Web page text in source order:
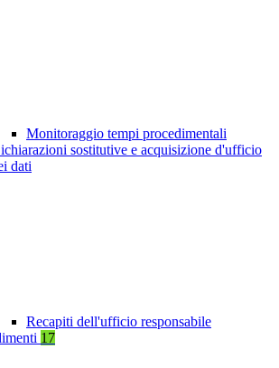
Monitoraggio tempi procedimentali
sostitutive e acquisizione d'ufficio
dati
Recapiti dell'ufficio responsabile
17